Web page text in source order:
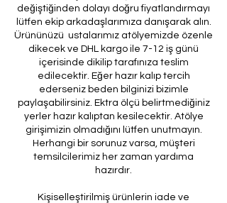
değiştiğinden dolayı doğru fiyatlandırmayı
lütfen ekip arkadaşlarımıza danışarak alın.
Ürününüzü ustalarımız atölyemizde özenle
dikecek ve DHL kargo ile 7-12 iş günü
içerisinde dikilip tarafınıza teslim
edilecektir. Eğer hazır kalıp tercih
ederseniz beden bilginizi bizimle
paylaşabilirsiniz. Ektra ölçü belirtmediğiniz
yerler hazır kalıptan kesilecektir. Atölye
girişimizin olmadığını lütfen unutmayın.
Herhangi bir sorunuz varsa, müşteri
temsilcilerimiz her zaman yardıma
hazırdır.
Kişiselleştirilmiş ürünlerin iade ve